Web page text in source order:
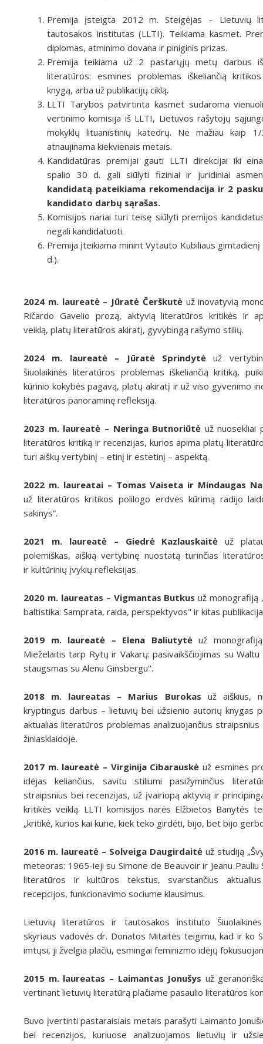
Premija įsteigta 2012 m. Steigėjas – Lietuvių
tautosakos institutas (LLTI). Teikiama kasmet.
diplomas, atminimo dovana ir piniginis prizas.
Premija teikiama už 2 pastarųjų metų darbus
literatūros: esmines problemas iškeliančią
knygą, arba už publikacijų ciklą.
LLTI Tarybos patvirtinta kasmet sudaroma
vertinimo komisija iš LLTI, Lietuvos rašytojų
mokyklų lituanistinių katedrų. Ne mažiau kaip
atnaujinama kiekvienais metais.
Kandidatūras premijai gauti LLTI direkcijai iki
spalio 30 d. gali siūlyti fiziniai ir juridiniai
kandidatą pateikiama rekomendacija ir 2
kandidato darbų sąrašas.
Komisijos nariai turi teisę siūlyti premijos
negali kandidatuoti.
Premija įteikiama minint Vytauto Kubiliaus gimtadienį
d.).
2024 m. laureatė – Jūratė Čerškutėuž inovatyvią
Ričardo Gavelio prozą, aktyvią literatūros kritikės ir
veiklą, platų literatūros akiratį, gyvybingą rašymo stilių.
2024 m. laureatė – Jūratė Sprindytėuž
šiuolaikinės literatūros problemas iškeliančią kritiką,
kūrinio kokybės pagavą, platų akiratį ir už viso gyvenimo
literatūros panoraminę refleksiją.
2023 m. laureatė – Neringa Butnoriūtė už nuosekliai
literatūros kritiką ir recenzijas, kurios apima platų
turi aiškų vertybinį – etinį ir estetinį – aspektą.
2022 m. laureatai – Tomas Vaiseta ir Mindaugas
už literatūros kritikos polilogo erdvės kūrimą radijo
sakinys“.
2021 m. laureatė – Giedrė Kazlauskaitė už
polemiškas, aiškią vertybinę nuostatą turinčias
ir kultūrinių įvykių refleksijas.
2020 m. laureatas – Vigmantas Butkus už monografiją
baltistika: Samprata, raida, perspektyvos" ir kitas
2019 m. laureatė – Elena Baliutytėuž monografiją
Mieželaitis tarp Rytų ir Vakarų: pasivaikščiojimas su Waltu
staugsmas su Alenu Ginsbergu''.
2018 m. laureatas – Marius Burokas už aiškius,
kryptingus darbus – lietuvių bei užsienio autorių knygas
aktualias literatūros problemas analizuojančius straipsnius
žiniasklaidoje.
2017 m. laureatė – Virginija Cibarauskė už esmines
idėjas keliančius, savitu stiliumi pasižyminčius
straipsnius bei recenzijas, už įvairiopą aktyvią ir
kritikės veiklą. LLTI komisijos narės Elžbietos Banytės
„kritikė, kurios kai kurie, kiek teko girdėti, bijo, bet bijo
2016 m. laureatė – Solveiga Daugirdaitė už studiją
meteoras: 1965-ieji su Simone de Beauvoir ir Jeanu Pauliu
literatūros ir kultūros tekstus, svarstančius
recepcijos, funkcionavimo sociume klausimus.
Lietuvių literatūros ir tautosakos instituto
skyriaus vadovės dr. Donatos Mitaitės teigimu, kad ir ko
imtųsi, ji žvelgia plačiu, esmingai feminizmo idėjų
2015 m. laureatas – Laimantas Jonušys už
vertinant lietuvių literatūrą plačiame pasaulio literatūros
Buvo įvertinti pastaraisiais metais parašyti Laimanto
bei recenzijos, kuriuose analizuojamos lietuvių ir